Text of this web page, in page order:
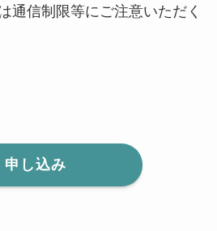
通信制限等にご注意いただく
申し込み